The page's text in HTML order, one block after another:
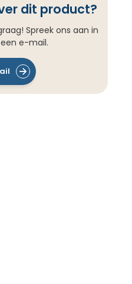
dit product?
Spreek ons aan in
e-mail.